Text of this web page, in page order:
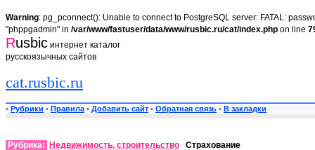
Warning: pg_pconnect(): Unable to connect to PostgreSQL server: FATAL:
"phppgadmin" in /var/www/fastuser/data/www/rusbic.ru/cat/index.php on line
Rusbic интернет каталог
русскоязычных сайтов
cat.rusbic.ru
• Рубрики • Правила • Добавить сайт • Обратная связь • В закладки
Рубрика: Недвижимость, строительство Страхование